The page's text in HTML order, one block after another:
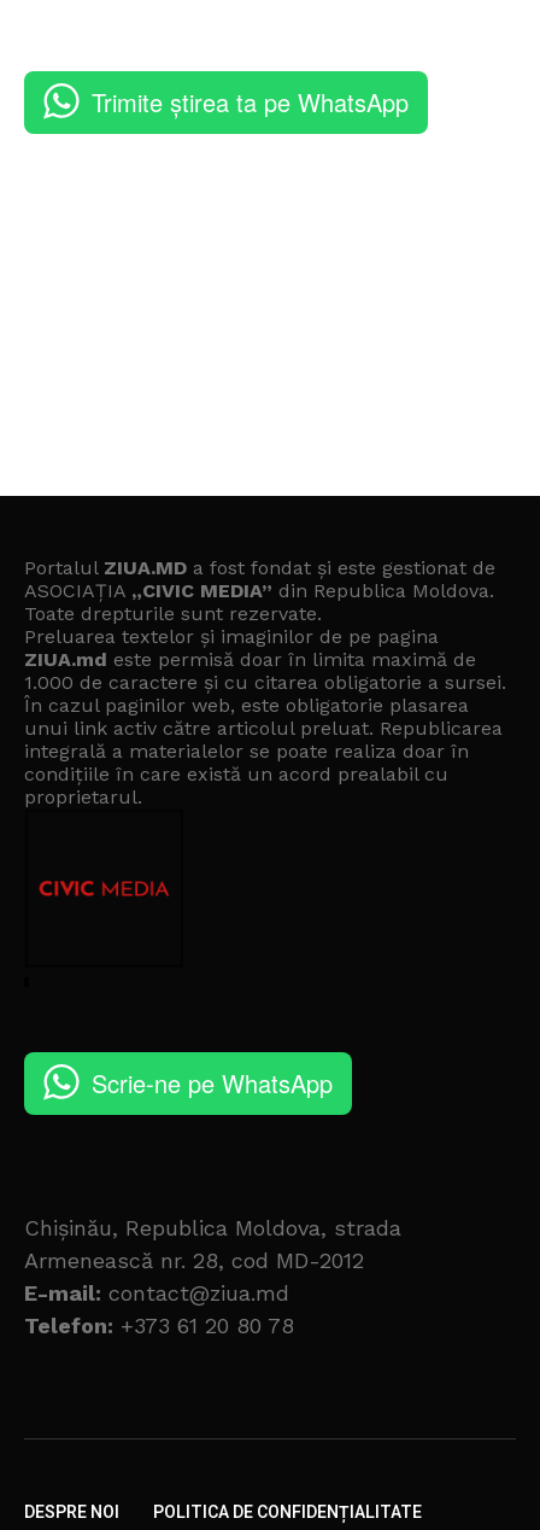
Trimite știrea ta pe WhatsApp
Portalul ZIUA.MD a fost fondat și este gestionat de
ASOCIAȚIA „CIVIC MEDIA” din Republica Moldova.
Toate drepturile sunt rezervate.
Preluarea textelor și imaginilor de pe pagina
ZIUA.md este permisă doar în limita maximă de
1.000 de caractere și cu citarea obligatorie a sursei.
În cazul paginilor web, este obligatorie plasarea
unui link activ către articolul preluat. Republicarea
integrală a materialelor se poate realiza doar în
condițiile în care există un acord prealabil cu
proprietarul.
Scrie-ne pe WhatsApp
Chișinău, Republica Moldova, strada
Armenească nr. 28, cod MD-2012
E-mail: contact@ziua.md
Telefon: +373 61 20 80 78
DESPRE NOI POLITICA DE CONFIDENȚIALITATE